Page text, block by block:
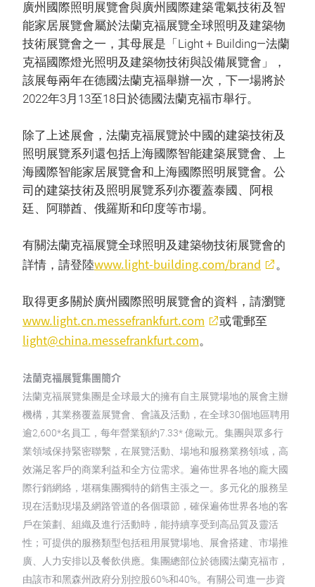
廣州國際照明展覽會與廣州國際建築電氣技術及智
能家居展覽會屬於法蘭克福展覽全球照明及建築物
技術展覽會之一，其母展是「Light + Building—法蘭
克福國際燈光照明及建築物技術與設備展覽會」，
該展每兩年在德國法蘭克福舉辦一次，下一場將於
2022年3月13至18日於德國法蘭克福市舉行。
除了上述展會，法蘭克福展覽於中國的建築技術及
照明展覽系列還包括上海國際智能建築展覽會、上
海國際智能家居展覽會和上海國際照明展覽會。公
司的建築技術及照明展覽系列亦覆蓋泰國、阿根
廷、阿聯酋、俄羅斯和印度等市場。
有關法蘭克福展覽全球照明及建築物技術展覽會的
詳情，請登陸www.light-building.com/brand 。
取得更多關於廣州國際照明展覽會的資料，請瀏覽
www.light.cn.messefrankfurt.com 或電郵至
light@china.messefrankfurt.com。
法蘭克福展覽集團簡介
法蘭克福展覽集團是全球最大的擁有自主展覽場地的展會主辦
機構，其業務覆蓋展覽會、會議及活動，在全球30個地區聘用
逾2,600*名員工，每年營業額約7.33* 億歐元。集團與眾多行
業領域保持緊密聯繫，在展覽活動、場地和服務業務領域，高
效滿足客戶的商業利益和全方位需求。遍佈世界各地的龐大國
際行銷網絡，堪稱集團獨特的銷售主張之一。多元化的服務呈
現在活動現場及網路管道的各個環節，確保遍佈世界各地的客
戶在策劃、組織及進行活動時，能持續享受到高品質及靈活
性；可提供的服務類型包括租用展覽場地、展會搭建、市場推
廣、人力安排以及餐飲供應。集團總部位於德國法蘭克福市，
由該市和黑森州政府分別控股60%和40%。有關公司進一步資